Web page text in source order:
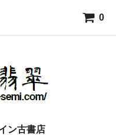
0
ン古書店